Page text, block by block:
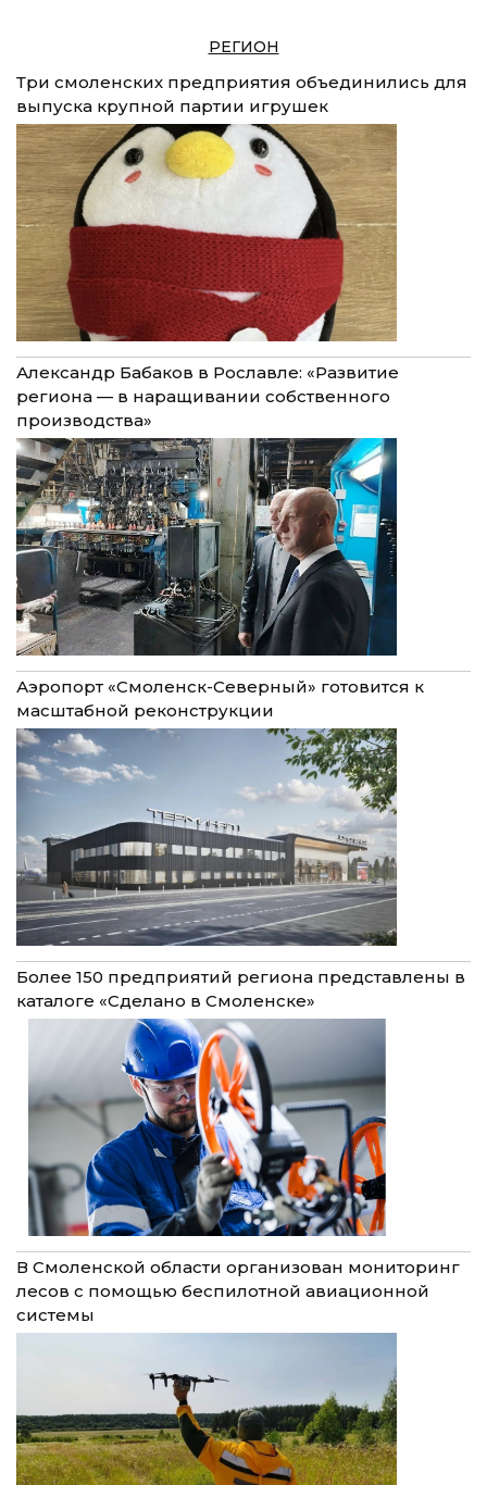
РЕГИОН
Три смоленских предприятия объединились для
выпуска крупной партии игрушек
Александр Бабаков в Рославле: «Развитие
региона — в наращивании собственного
производства»
Аэропорт «Смоленск-Северный» готовится к
масштабной реконструкции
Более 150 предприятий региона представлены в
каталоге «Сделано в Смоленске»
В Смоленской области организован мониторинг
лесов с помощью беспилотной авиационной
системы